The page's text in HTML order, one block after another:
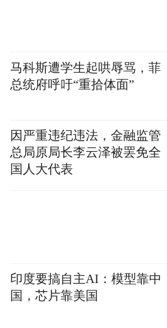
马科斯遭学生起哄辱骂，菲
总统府呼吁“重拾体面”
因严重违纪违法，金融监管
总局原局长李云泽被罢免全
国人大代表
印度要搞自主AI：模型靠中
国，芯片靠美国